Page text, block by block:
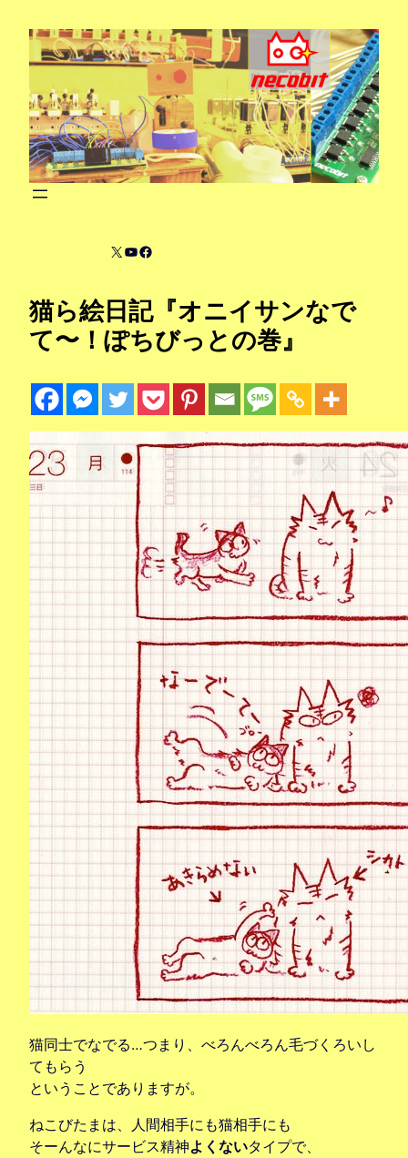
X YouTube
Facebook
猫ら絵日記『オニイサンなで
て〜！ぽちびっとの巻』
猫同士でなでる…つまり、べろんべろん毛づくろいし
てもらう
ということでありますが。
ねこびたまは、人間相手にも猫相手にも
そーんなにサービス精神よくないタイプで、